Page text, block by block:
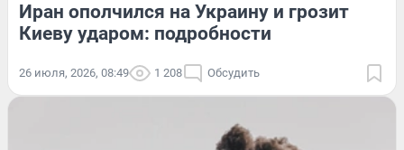
Иран ополчился на Украину и грозит
Киеву ударом: подробности
26 июля, 2026, 08:49 1 208 Обсудить